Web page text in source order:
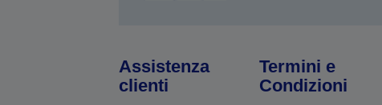
Assistenza
clienti
Termini e
Condizioni